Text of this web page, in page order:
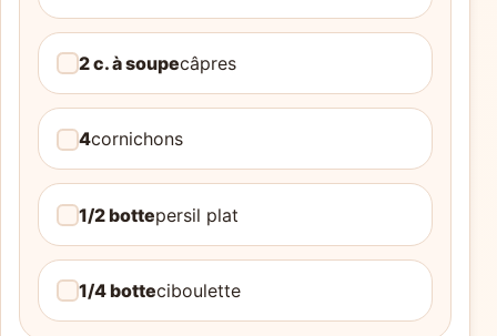
2 c. à soupecâpres
4cornichons
1/2 bottepersil plat
1/4 botteciboulette